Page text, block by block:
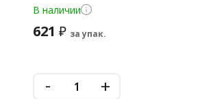
В наличии
621 ₽ за упак.
- +